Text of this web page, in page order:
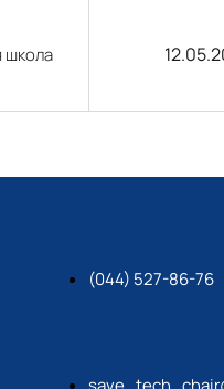
школа
(044) 527-86-76